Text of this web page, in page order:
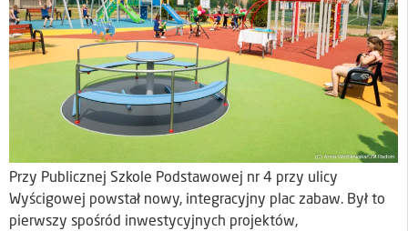
Przy Publicznej Szkole Podstawowej nr 4 przy ulicy
Wyścigowej powstał nowy, integracyjny plac zabaw. Był to
pierwszy spośród inwestycyjnych projektów,